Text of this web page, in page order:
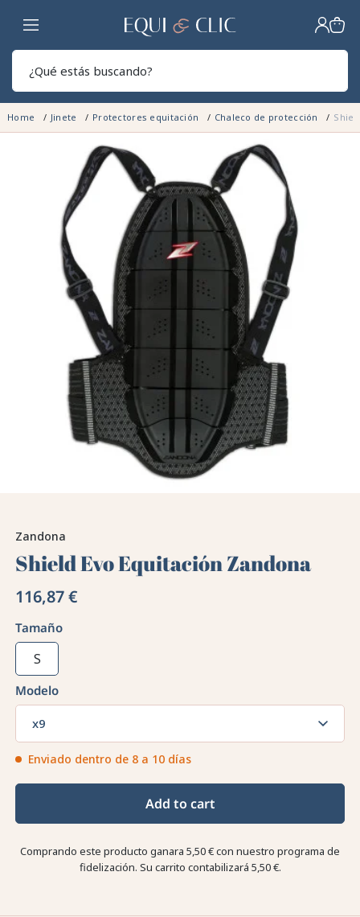
Hogar
Home Jinete Protectores equitación Chaleco de protección
Zandona
Shield Evo Equitación Zandona
116,87 €
Tamaño
S
Modelo
x9
Enviado dentro de 8 a 10 días
Add to cart
Comprando este producto ganara 5,50 €con nuestro programa de
fidelización. Su carrito contabilizará 5,50 €.